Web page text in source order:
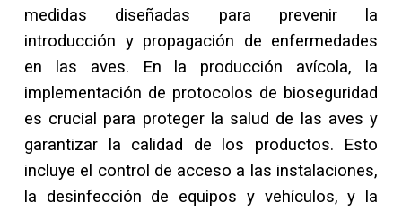
medidas diseñadas para prevenir la
introducción y propagación de enfermedades
en las aves. En la producción avícola, la
implementación de protocolos de bioseguridad
es crucial para proteger la salud de las aves y
garantizar la calidad de los productos. Esto
incluye el control de acceso a las instalaciones,
la desinfección de equipos y vehículos, y la